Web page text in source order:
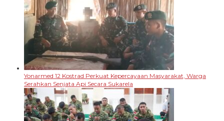
Yonarmed 12 Kostrad Perkuat Kepercayaan Masyarakat, Warga
Serahkan Senjata Api Secara Sukarela